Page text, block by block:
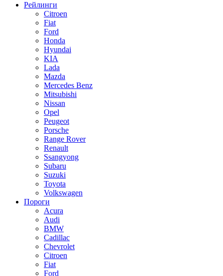
Рейлинги
Citroen
Fiat
Ford
Honda
Hyundai
KIA
Lada
Mazda
Mercedes Benz
Mitsubishi
Nissan
Opel
Peugeot
Porsche
Range Rover
Renault
Ssangyong
Subaru
Suzuki
Toyota
Volkswagen
Пороги
Acura
Audi
BMW
Cadillac
Chevrolet
Citroen
Fiat
Ford